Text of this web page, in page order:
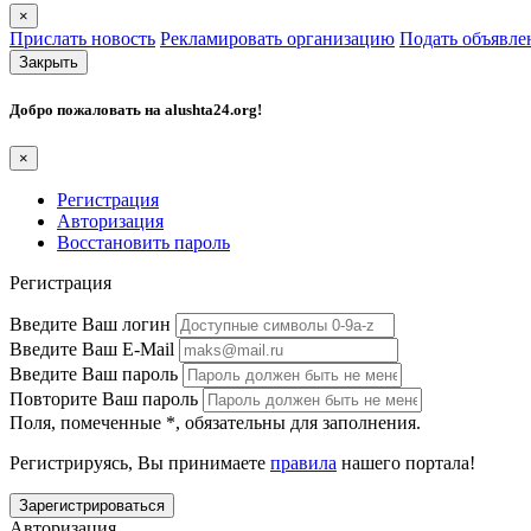
×
Прислать новость Рекламировать организацию Подать
Закрыть
Добро пожаловать на alushta24.org!
×
Регистрация
Авторизация
Восстановить пароль
Регистрация
Введите Ваш логин
Введите Ваш E-Mail
Введите Ваш пароль
Повторите Ваш пароль
Поля, помеченные *, обязательны для заполнения.
Регистрируясь, Вы принимаете правила нашего портала!